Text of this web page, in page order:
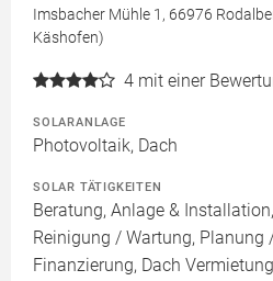
Imsbacher Mühle 1, 66976
Käshofen)
4 mit einer
SOLARANLAGE
Photovoltaik, Dach
SOLAR TÄTIGKEITEN
Beratung, Anlage &
Reinigung / Wartung, Planung
Finanzierung, Dach